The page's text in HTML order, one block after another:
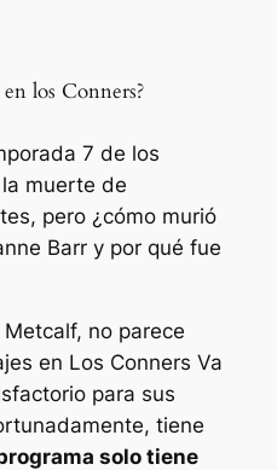
los Conners?
7 de los
muerte de
pero ¿cómo murió
Barr y por qué fue
no parece
en Los Conners Va
para sus
tiene
solo tiene